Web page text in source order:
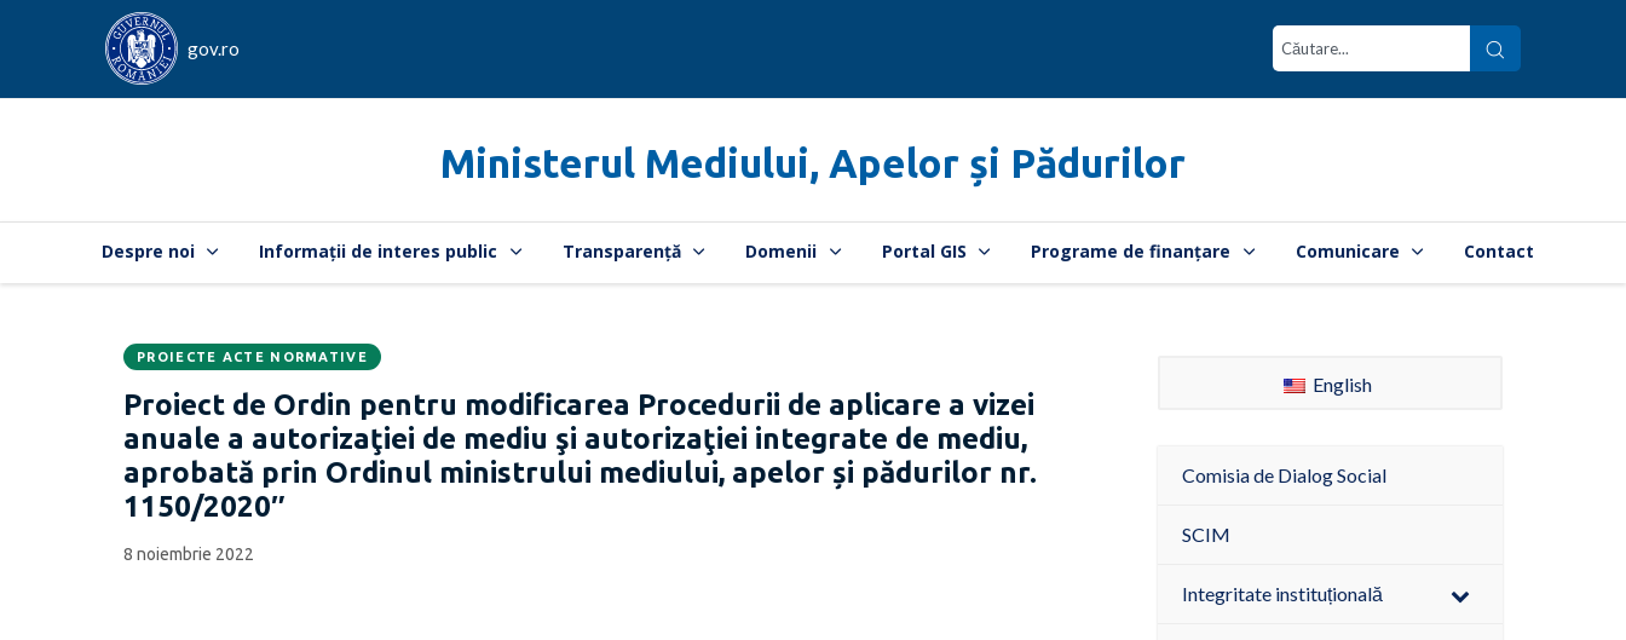
gov.ro
Ministerul Mediului, Apelor și Pădurilor
Despre noi Informații de interes public Transparență Domenii Portal GIS Programe de finanțare Comunicare Contact
CATEGORIA:
PROIECTE ACTE NORMATIVE
Proiect de Ordin pentru modificarea Procedurii de aplicare a vizei
anuale a autorizaţiei de mediu şi autorizaţiei integrate de mediu,
aprobată prin Ordinul ministrului mediului, apelor și pădurilor nr.
1150/2020″
Data
publicării:
8 noiembrie 2022
English
Comisia de Dialog Social
SCIM
Integritate instituțională